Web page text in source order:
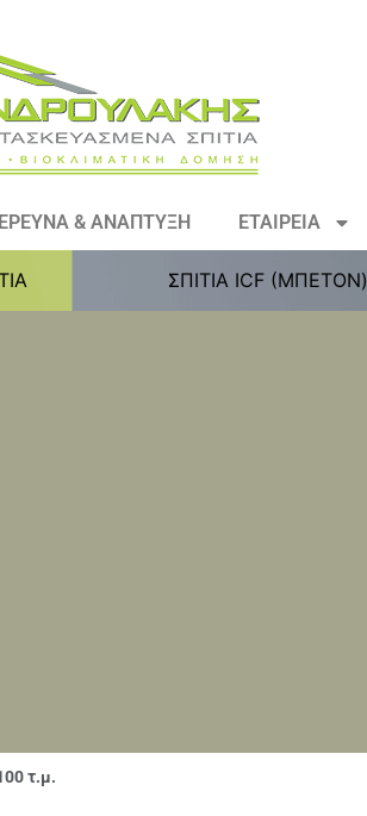
ΕΡΕΥΝΑ & ΑΝΑΠΤΥΞΗ ΕΤΑΙΡΕΙΑ
ΣΠΙΤΙΑ ICF (ΜΠΕΤΟΝ)
τ.μ.